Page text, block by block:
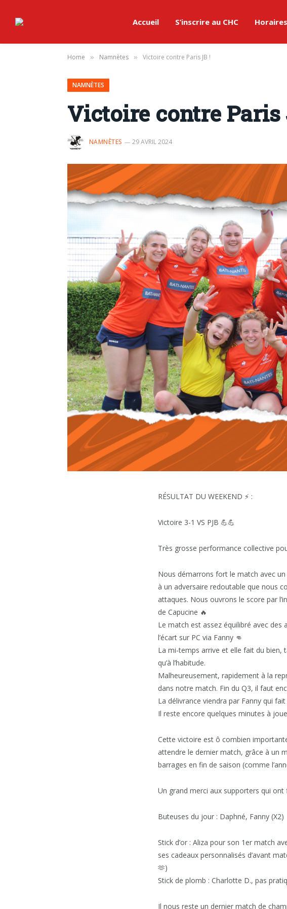
Accueil S’inscrire au CHC
Home » Namnètes » Victoire contre Paris JB !
NAMNÈTES
Victoire contre Paris
NAMNÈTES 29 AVRIL 2024
RÉSULTAT DU WEEKEND ⚡ :
Victoire 3-1 VS PJB 💪💪
Très grosse performance collective
Nous démarrons fort le match avec
à un adversaire redoutable que nous
attaques. Nous ouvrons le score par
de Capucine 🔥
Le match est assez équilibré avec
l’écart sur PC via Fanny 👊
La mi-temps arrive et elle fait du bien,
qu’à l’habitude.
Malheureusement, rapidement à la
dans notre match. Fin du Q3, il faut
La délivrance viendra par Fanny qui
Il reste encore quelques minutes à
Cette victoire est ô combien
attendre le dernier match, grâce à un
barrages en fin de saison (comme
Un grand merci aux supporters qui
Buteuses du jour : Daphné, Fanny (X2)
Stick d’or : Aliza pour son 1er match
ses cadeaux personnalisés d’avant
🫶)
Stick de plomb : Charlotte D., pas
Il nous reste un dernier match de